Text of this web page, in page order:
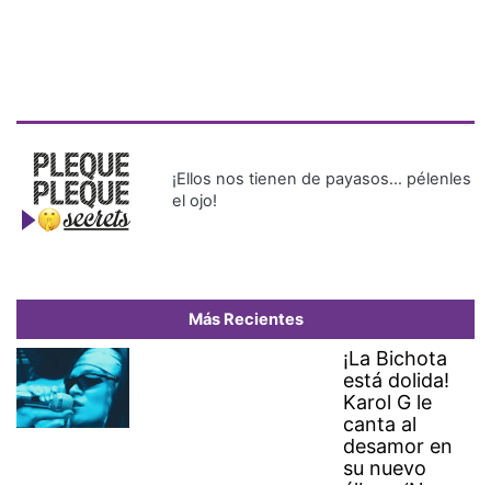
¡Ellos nos tienen de payasos… pélenles
el ojo!
Más Recientes
¡La Bichota
está dolida!
Karol G le
canta al
desamor en
su nuevo